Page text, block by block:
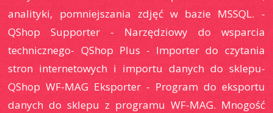
analityki, pomniejszania zdjęć w bazie MSSQL. -
QShop Supporter - Narzędziowy do wsparcia
technicznego- QShop Plus - Importer do czytania
stron internetowych i importu danych do sklepu-
QShop WF-MAG Eksporter - Program do eksportu
danych do sklepu z programu WF-MAG. Mnogość